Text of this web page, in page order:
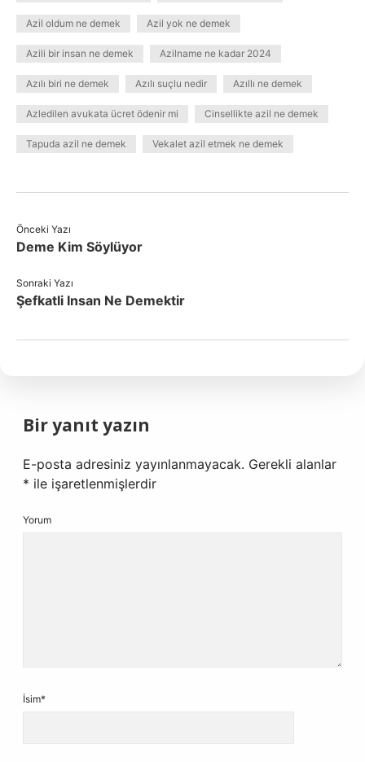
Azil oldum ne demek Azil yok ne demek
Azili bir insan ne demek Azilname ne kadar 2024
Azılı biri ne demek Azılı suçlu nedir Azıllı ne demek
Azledilen avukata ücret ödenir mi Cinsellikte azil ne demek
Tapuda azil ne demek Vekalet azil etmek ne demek
Önceki Yazı
Deme Kim Söylüyor
Sonraki Yazı
Şefkatli Insan Ne Demektir
Bir yanıt yazın
E-posta adresiniz yayınlanmayacak. Gerekli alanlar
* ile işaretlenmişlerdir
Yorum
İsim*